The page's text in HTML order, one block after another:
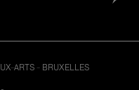
ARTS - BRUXELLES